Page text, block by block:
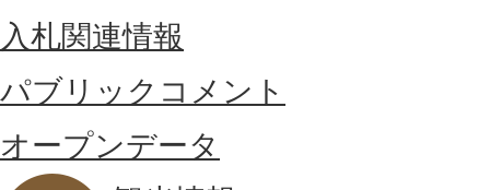
入札関連情報
パブリックコメント
オープンデータ